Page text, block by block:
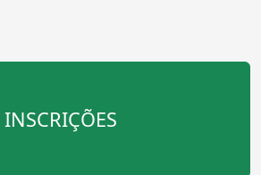
INSCRIÇÕES